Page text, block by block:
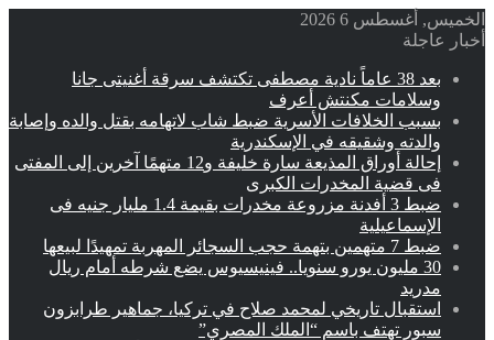
الخميس, أغسطس 6 2026
أخبار عاجلة
بعد 38 عاماً نادية مصطفى تكتشف سرقة أغنيتى جانا
وسلامات مكنتش أعرف
بسبب الخلافات الأسرية ضبط شاب لاتهامه بقتل والده وإصابة
والدته وشقيقه في الإسكندرية
إحالة أوراق المذيعة سارة خليفة و12 متهمًا آخرين إلى المفتى
فى قضية المخدرات الكبرى
ضبط 3 أفدنة مزروعة مخدرات بقيمة 1.4 مليار جنيه فى
الإسماعيلية
ضبط 7 متهمين بتهمة حجب السجائر المهربة تمهيدًا لبيعها
30 مليون يورو سنويا.. فينيسيوس يضع شرطه أمام ريال
مدريد
استقبال تاريخي لمحمد صلاح في تركيا، جماهير طرابزون
سبور تهتف باسم “الملك المصري”